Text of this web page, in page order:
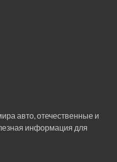
авто, отечественные и
информация для